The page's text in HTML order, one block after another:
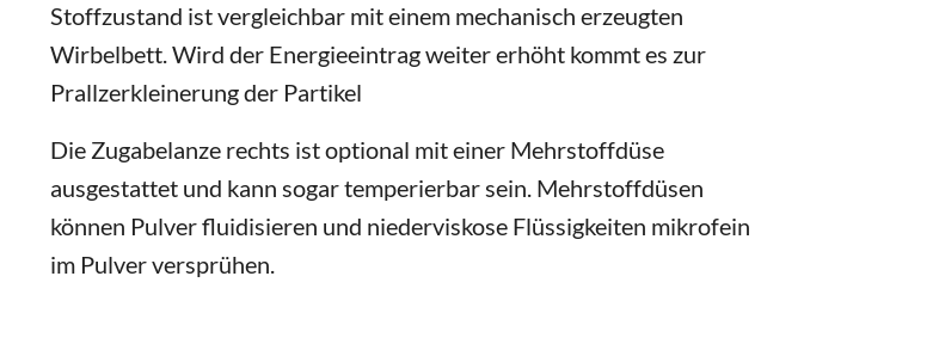
Stoffzustand ist vergleichbar mit einem mechanisch erzeugten
Wirbelbett. Wird der Energieeintrag weiter erhöht kommt es zur
Prallzerkleinerung der Partikel
Die Zugabelanze rechts ist optional mit einer Mehrstoffdüse
ausgestattet und kann sogar temperierbar sein. Mehrstoffdüsen
können Pulver fluidisieren und niederviskose Flüssigkeiten mikrofein
im Pulver versprühen.